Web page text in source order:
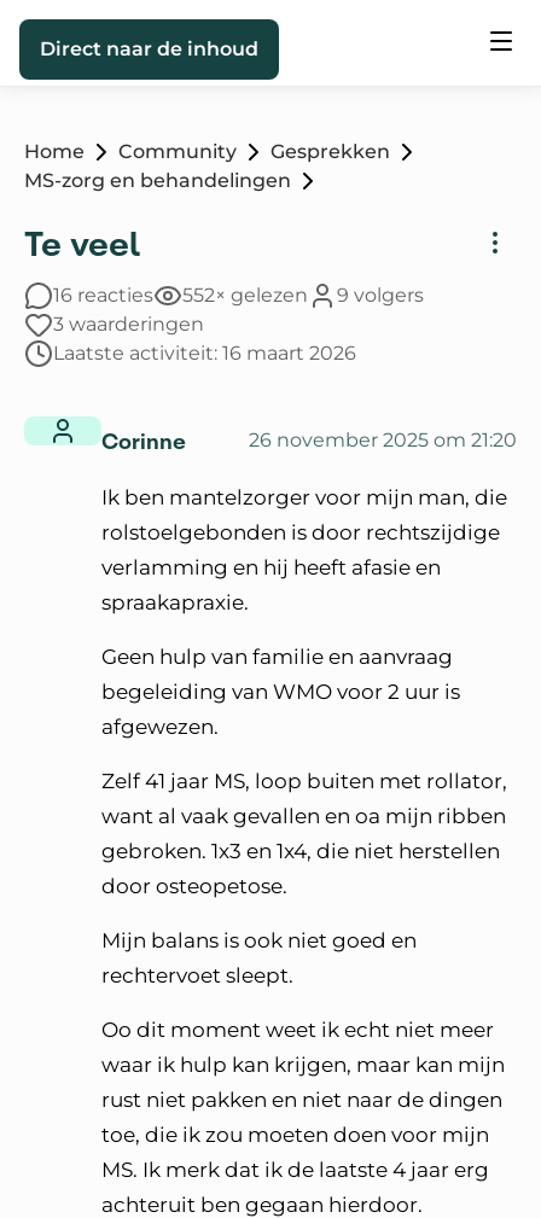
Direct naar de inhoud
Home Community
Gesprekken
MS-zorg en behandelingen
Te veel
16 reacties 552× gelezen
9 volgers
3 waarderingen
Laatste activiteit: 16 maart 2026
Corinne 26 november 2025 om 21:20
Ik ben mantelzorger voor mijn man, die
rolstoelgebonden is door rechtszijdige
verlamming en hij heeft afasie en
spraakapraxie.
Geen hulp van familie en aanvraag
begeleiding van WMO voor 2 uur is
afgewezen.
Zelf 41 jaar MS, loop buiten met rollator,
want al vaak gevallen en oa mijn ribben
gebroken. 1x3 en 1x4, die niet herstellen
door osteopetose.
Mijn balans is ook niet goed en
rechtervoet sleept.
Oo dit moment weet ik echt niet meer
waar ik hulp kan krijgen, maar kan mijn
rust niet pakken en niet naar de dingen
toe, die ik zou moeten doen voor mijn
MS. Ik merk dat ik de laatste 4 jaar erg
achteruit ben gegaan hierdoor.